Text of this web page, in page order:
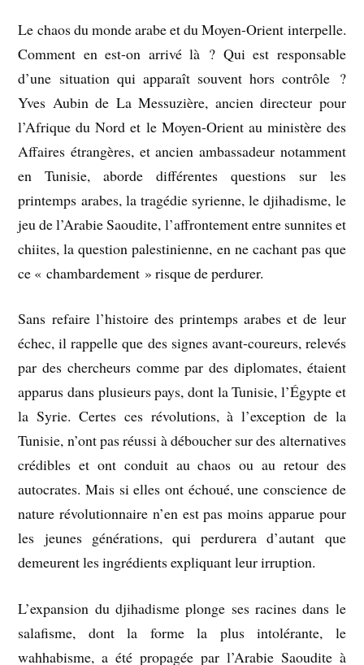
Le chaos du monde arabe et du Moyen-Orient interpelle.
Comment en est-on arrivé là ? Qui est responsable
d’une situation qui apparaît souvent hors contrôle ?
Yves Aubin de La Messuzière, ancien directeur pour
l’Afrique du Nord et le Moyen-Orient au ministère des
Affaires étrangères, et ancien ambassadeur notamment
en Tunisie, aborde différentes questions sur les
printemps arabes, la tragédie syrienne, le djihadisme, le
jeu de l’Arabie Saoudite, l’affrontement entre sunnites et
chiites, la question palestinienne, en ne cachant pas que
ce « chambardement » risque de perdurer.
Sans refaire l’histoire des printemps arabes et de leur
échec, il rappelle que des signes avant-coureurs, relevés
par des chercheurs comme par des diplomates, étaient
apparus dans plusieurs pays, dont la Tunisie, l’Égypte et
la Syrie. Certes ces révolutions, à l’exception de la
Tunisie, n’ont pas réussi à déboucher sur des alternatives
crédibles et ont conduit au chaos ou au retour des
autocrates. Mais si elles ont échoué, une conscience de
nature révolutionnaire n’en est pas moins apparue pour
les jeunes générations, qui perdurera d’autant que
demeurent les ingrédients expliquant leur irruption.
L’expansion du djihadisme plonge ses racines dans le
salafisme, dont la forme la plus intolérante, le
wahhabisme, a été propagée par l’Arabie Saoudite à